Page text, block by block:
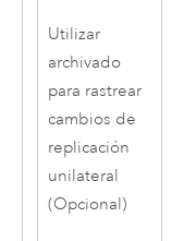
Utilizar
archivado
para rastrear
cambios de
replicación
unilateral
(Opcional)